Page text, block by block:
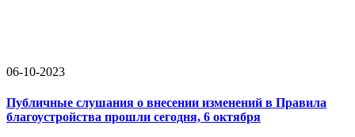
06-10-2023
Публичные слушания о внесении изменений в Правила
благоустройства прошли сегодня, 6 октября